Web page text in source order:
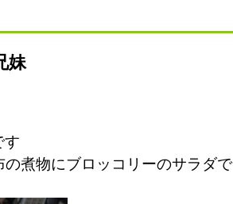
妹
す
煮物にブロッコリーのサラダで